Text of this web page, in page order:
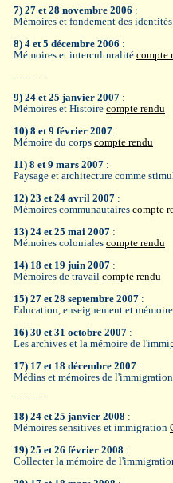
7) 27 et 28 novembre 2006 :
Mémoires et fondement des
8) 4 et 5 décembre 2006 :
Mémoires et interculturalité compte
----------
9) 24 et 25 janvier 2007 :
Mémoires et Histoire compte rendu
10) 8 et 9 février 2007 :
Mémoire du corps compte rendu
11) 8 et 9 mars 2007 :
Paysage et architecture comme
12) 23 et 24 avril 2007 :
Mémoires communautaires compte
13) 24 et 25 mai 2007 :
Mémoires coloniales compte rendu
14) 18 et 19 juin 2007 :
Mémoires de travail compte rendu
15) 27 et 28 septembre 2007 :
Education, enseignement et
16) 30 et 31 octobre 2007 :
Les archives et la mémoire de
17) 17 et 18 décembre 2007 :
Médias et mémoires de l'immigration
----------
18) 24 et 25 janvier 2008 :
Mémoires sensitives et immigration
19) 25 et 26 février 2008 :
Collecter la mémoire de